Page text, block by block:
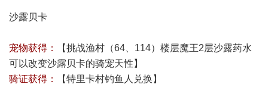
沙露贝卡
宠物获得：
【挑战渔村（64、114）楼层魔王2层沙露药水
可以改变沙露贝卡的骑宠天性】
骑证获得：
【特里卡村钓鱼人兑换】